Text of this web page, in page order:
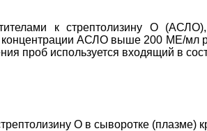
к стрептолизину О
АСЛО выше 200 МЕ/мл
проб используется входящий в
О в сыворотке (плазме)